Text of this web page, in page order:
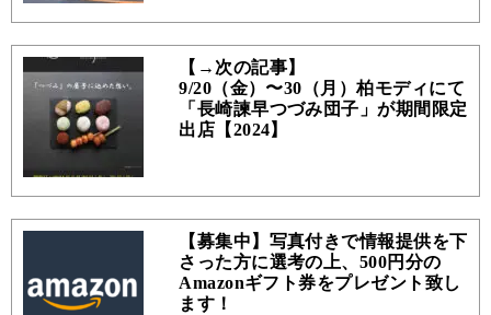
【→次の記事】
9/20（金）〜30（月）柏モディにて
「長崎諫早つづみ団子」が期間限定
出店【2024】
【募集中】写真付きで情報提供を下
さった方に選考の上、500円分の
Amazonギフト券をプレゼント致し
ます！